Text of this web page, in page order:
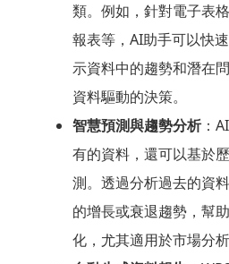
類。例如，針對電子表
報表等，AI助手可以快
示資料中的趨勢和潛在
資料驅動的決策。
智慧預測與趨勢分析：
有的資料，還可以基於
測。透過分析過去的資
的增長或衰退趨勢，幫
化，尤其適用於市場分